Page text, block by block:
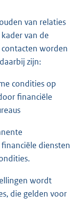
van relaties
van de
worden
zijn:
condities op
financiële
diensten
wordt
die gelden voor